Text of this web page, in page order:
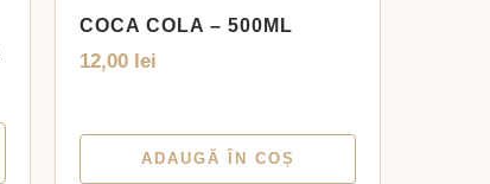
COCA COLA – 500ML
12,00 lei
ADAUGĂ ÎN COȘ